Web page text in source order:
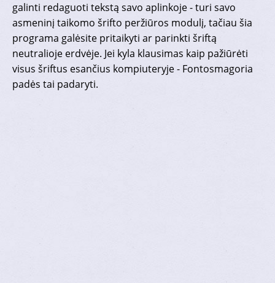
galinti redaguoti tekstą savo aplinkoje - turi savo
asmeninį taikomo šrifto peržiūros modulį, tačiau šia
programa galėsite pritaikyti ar parinkti šriftą
neutralioje erdvėje. Jei kyla klausimas kaip pažiūrėti
visus šriftus esančius kompiuteryje - Fontosmagoria
padės tai padaryti.